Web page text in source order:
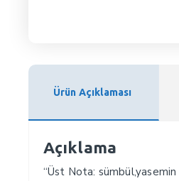
Ürün Açıklaması
Açıklama
“Üst Nota: sümbül,yasemin